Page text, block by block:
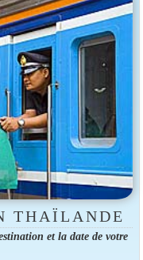
THAÏLANDE
et la date de votre